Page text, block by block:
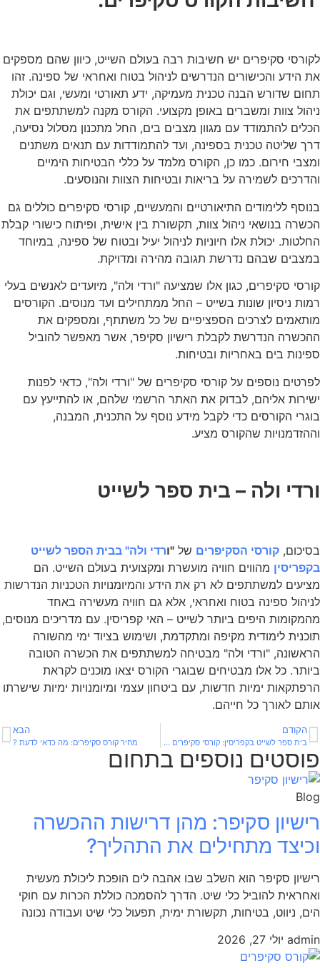
לקורסי סקיפרים יש חשיבות רבה בעולם השייט, כיוון שהם מספקים
את הידע והכישורים הנדרשים לניהול בטוח ואחראי של ספינה. זהו
תחום שדורש הבנה טכנית מעמיקה, ידע תאורטי ומעשי, וגם יכולת
ניהול צוות ומשברים באופן מקצועי. הקורס מקנה למשתתפים את
הכלים להתמודד עם מגוון מצבים בים, החל מתכנון מסלול נסיעה,
דרך שליטה טכנית בספינה, ועד להתמודדות עם תנאים משתנים
ומצבי חירום. כמו כן, הקורס מלמד על כללי הבטיחות הימיים
והדרכים לשמירה על בריאות ובטיחות הצוות והנוסעים.
בנוסף ללימודים התיאורטיים והמעשיים, קורסי סקיפרים כוללים גם
הכשרה בנושאי ניהול צוות, תקשורת בין אישית, ופיתוח כישורי קבלת
החלטות. יכולת אלו חיוניות לניהול יעיל ובטוח של ספינה, במיוחד
במצבים שבהם נדרשת תגובה מהירה ומדויקת.
קורסי סקיפרים, כגון אלו שמציעה "ורדי ולה", מיועדים לאנשים בעלי
רמות ניסיון שונות בשייט – החל ממתחילים ועד מנוסים. הקורסים
מותאמים לצרכים הספציפיים של כל משתתף, ומספקים את
ההכשרה הנדרשת לקבלת רישיון סקיפר, אשר מאפשר להוביל
ספינות בים באחריות ובטיחות.
לפרטים נוספים על קורסי סקיפרים של "ורדי ולה", כדאי לפנות
ישירות אליהם, לבדוק את האתר הרשמי שלהם, או להתייעץ עם
בוגרי הקורסים כדי לקבל מידע נוסף על התכנית, המבנה,
וההזדמנויות שהקורס מציע.
ורדי ולה – בית ספר לשייט
בסיכום, קורסי הסקיפרים של "ורדי ולה" בבית הספר לשייט
בקפריסין מהווים חוויה מועשרת ומקצועית בעולם השייט. הם
מציעים למשתתפים לא רק את הידע והמיומנויות הטכניות הנדרשות
לניהול ספינה בטוח ואחראי, אלא גם חוויה מעשירה באחד
מהמקומות היפים ביותר לשייט – האי קפריסין. עם מדריכים מנוסים,
תוכנית לימודית מקיפה ומתקדמת, ושימוש בציוד ימי מהשורה
הראשונה, "ורדי ולה" מבטיחה למשתתפים את הכשרה הטובה
ביותר. כל אלו מבטיחים שבוגרי הקורס יצאו מוכנים לקראת
הרפתקאות ימיות חדשות, עם ביטחון עצמי ומיומנויות ימיות שישרתו
אותם לאורך כל חייהם.
הקודם
בית ספר לשייט בקפריסין: קורסי סקיפרים בקפריסין
הבא
מחיר קורס סקיפרים: מה כדאי לדעת ?
פוסטים נוספים בתחום
Blog
רישיון סקיפר: מהן דרישות ההכשרה
וכיצד מתחילים את התהליך?
רישיון סקיפר הוא השלב שבו אהבה לים הופכת ליכולת מעשית
ואחראית להוביל כלי שיט. הדרך להסמכה כוללת הכרות עם חוקי
הים, ניווט, בטיחות, תקשורת ימית, תפעול כלי שיט ועבודה נכונה
admin יולי 27, 2026